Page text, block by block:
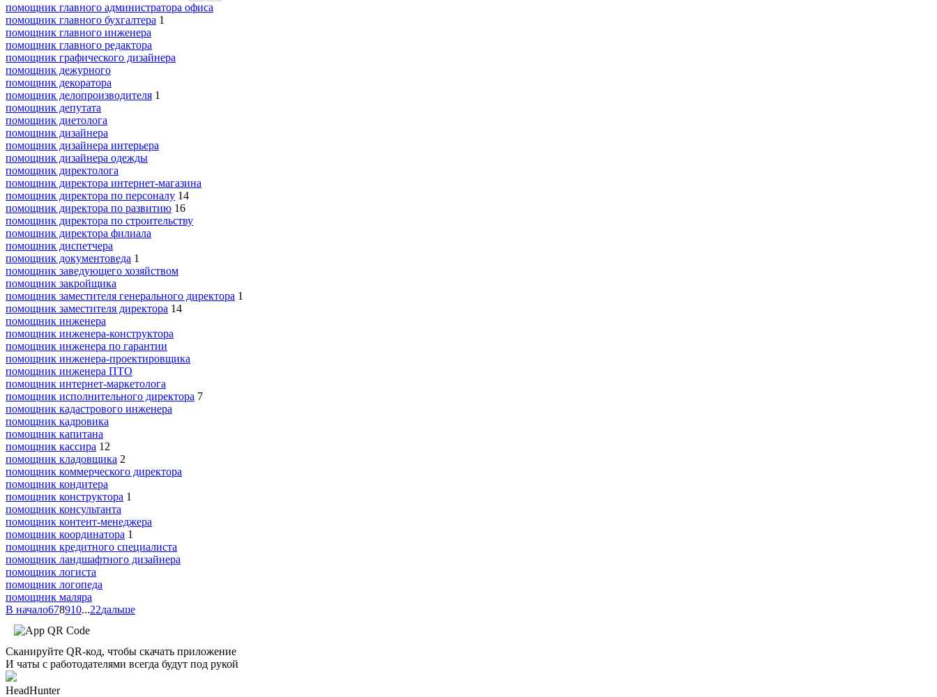
помощник главного администратора офиса
помощник главного бухгалтера 1
помощник главного инженера
помощник главного редактора
помощник графического дизайнера
помощник дежурного
помощник декоратора
помощник делопроизводителя 1
помощник депутата
помощник диетолога
помощник дизайнера
помощник дизайнера интерьера
помощник дизайнера одежды
помощник директолога
помощник директора интернет-магазина
помощник директора по персоналу 14
помощник директора по развитию 16
помощник директора по строительству
помощник директора филиала
помощник диспетчера
помощник документоведа 1
помощник заведующего хозяйством
помощник закройщика
помощник заместителя генерального директора 1
помощник заместителя директора 14
помощник инженера
помощник инженера-конструктора
помощник инженера по гарантии
помощник инженера-проектировщика
помощник инженера ПТО
помощник интернет-маркетолога
помощник исполнительного директора 7
помощник кадастрового инженера
помощник кадровика
помощник капитана
помощник кассира 12
помощник кладовщика 2
помощник коммерческого директора
помощник кондитера
помощник конструктора 1
помощник консультанта
помощник контент-менеджера
помощник координатора 1
помощник кредитного специалиста
помощник ландшафтного дизайнера
помощник логиста
помощник логопеда
помощник маляра
В начало678910...22дальше
Сканируйте QR-код, чтобы скачать приложение
И чаты с работодателями всегда будут под рукой
HeadHunter